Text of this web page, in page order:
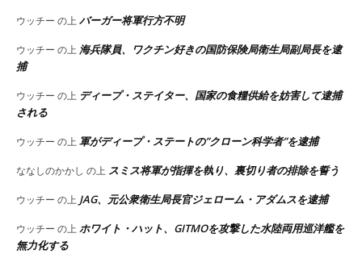
ウッチー の上バーガー将軍行方不明
ウッチー の上 海兵隊員、ワクチン好きの国防保険局衛生局副局長を逮
捕
ウッチー の上 ディープ・ステイター、国家の食糧供給を妨害して逮捕
される
ウッチー の上軍がディープ・ステートの”クローン科学者”を逮捕
ななしのかかし の上 スミス将軍が指揮を執り、裏切り者の排除を誓う
ウッチー の上 JAG、元公衆衛生局長官ジェローム・アダムスを逮捕
ウッチー の上ホワイト・ハット、GITMOを攻撃した水陸両用巡洋艦を
無力化する